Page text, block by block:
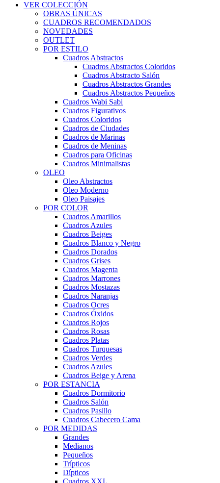
VER COLECCIÓN
OBRAS ÚNICAS
CUADROS RECOMENDADOS
NOVEDADES
OUTLET
POR ESTILO
Cuadros Abstractos
Cuadros Abstractos Coloridos
Cuadros Abstracto Salón
Cuadros Abstractos Grandes
Cuadros Abstractos Pequeños
Cuadros Wabi Sabi
Cuadros Figurativos
Cuadros Coloridos
Cuadros de Ciudades
Cuadros de Marinas
Cuadros de Meninas
Cuadros para Oficinas
Cuadros Minimalistas
OLEO
Oleo Abstractos
Oleo Moderno
Oleo Paisajes
POR COLOR
Cuadros Amarillos
Cuadros Azules
Cuadros Beiges
Cuadros Blanco y Negro
Cuadros Dorados
Cuadros Grises
Cuadros Magenta
Cuadros Marrones
Cuadros Mostazas
Cuadros Naranjas
Cuadros Ocres
Cuadros Óxidos
Cuadros Rojos
Cuadros Rosas
Cuadros Platas
Cuadros Turquesas
Cuadros Verdes
Cuadros Azules
Cuadros Beige y Arena
POR ESTANCIA
Cuadros Dormitorio
Cuadros Salón
Cuadros Pasillo
Cuadros Cabecero Cama
POR MEDIDAS
Grandes
Medianos
Pequeños
Trípticos
Dípticos
Cuadros XXL